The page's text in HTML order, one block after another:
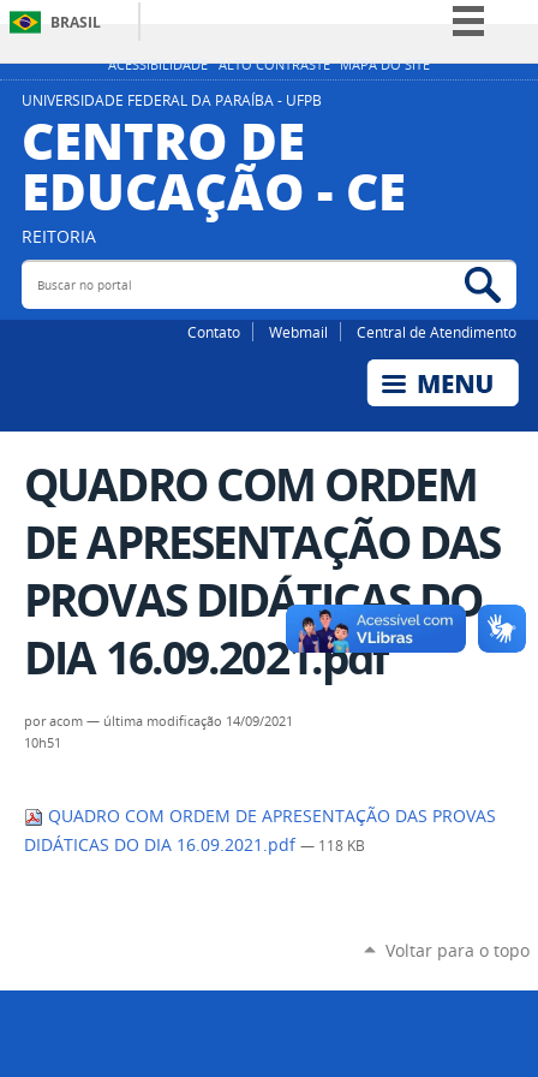
ACESSIBILIDADE ALTO CONTRASTE MAPA DO SITE
BRASIL
Simplifique!
Acesso à informação
Legislação
UNIVERSIDADE FEDERAL DA PARAÍBA - UFPB
CENTRO DE
EDUCAÇÃO - CE
REITORIA
Buscar no portal
Contato Webmail Central de Atendimento
QUADRO COM ORDEM
DE APRESENTAÇÃO DAS
PROVAS DIDÁTICAS DO
DIA 16.09.2021.pdf
poracom — última modificação 14/09/2021
10h51
QUADRO COM ORDEM DE APRESENTAÇÃO DAS PROVAS
DIDÁTICAS DO DIA 16.09.2021.pdf — 118 KB
Voltar para o topo